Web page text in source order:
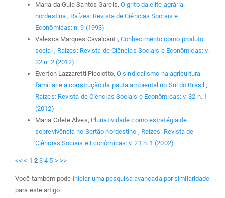
Maria da Guia Santos Gareis, O grito da elite agrária
nordestina, Raízes: Revista de Ciências Sociais e
Econômicas: n. 9 (1993)
Valesca Marques Cavalcanti, Conhecimento como produto
social , Raízes: Revista de Ciências Sociais e Econômicas: v.
32 n. 2 (2012)
Everton Lazzaretti Picolotto,O sindicalismo na agricultura
familiar e a construção da pauta ambiental no Sul do Brasil,
Raízes: Revista de Ciências Sociais e Econômicas: v. 32 n. 1
(2012)
Maria Odete Alves, Pluriatividade como estratégia de
sobrevivência no Sertão nordestino , Raízes: Revista de
Ciências Sociais e Econômicas: v. 21 n. 1 (2002)
<< < 1 2 3 4 5 > >>
Você também pode iniciar uma pesquisa avançada por similaridade
para este artigo.